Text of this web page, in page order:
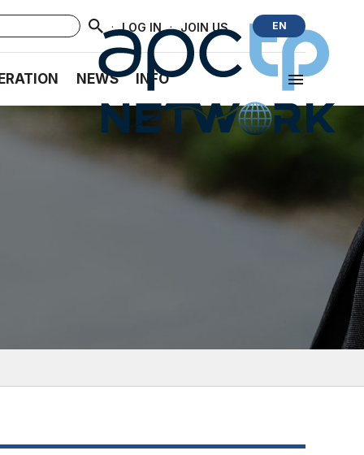
· LOG IN · JOIN US EN
NEWS INFO